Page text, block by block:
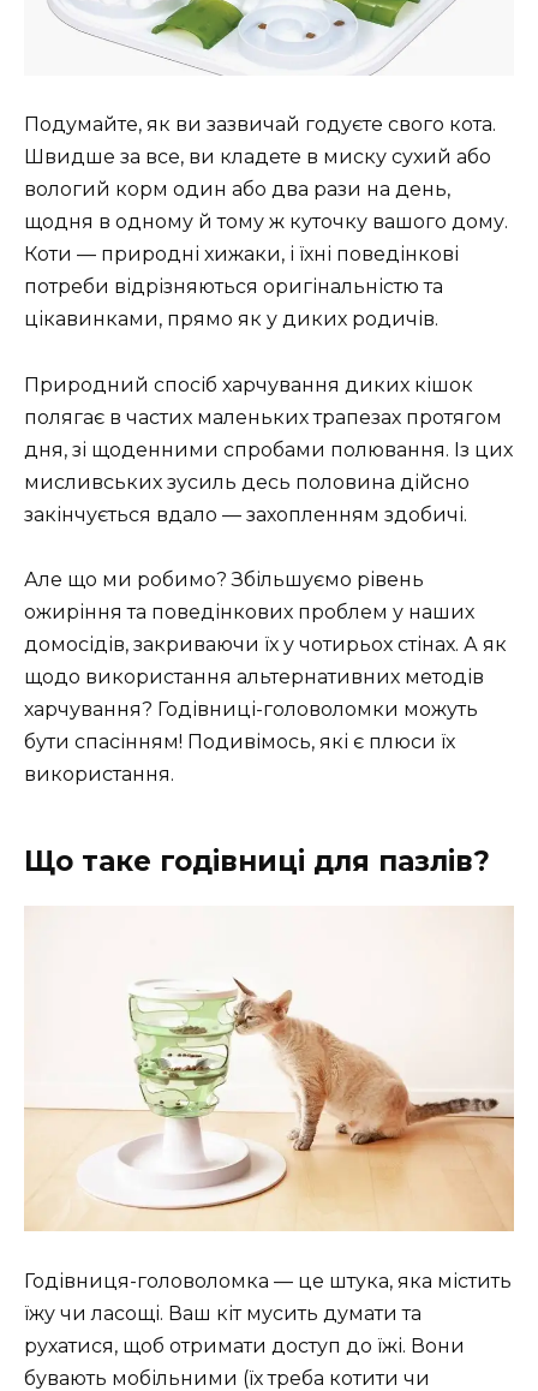
Подумайте, як ви зазвичай годуєте свого кота.
Швидше за все, ви кладете в миску сухий або
вологий корм один або два рази на день,
щодня в одному й тому ж куточку вашого дому.
Коти — природні хижаки, і їхні поведінкові
потреби відрізняються оригінальністю та
цікавинками, прямо як у диких родичів.
Природний спосіб харчування диких кішок
полягає в частих маленьких трапезах протягом
дня, зі щоденними спробами полювання. Із цих
мисливських зусиль десь половина дійсно
закінчується вдало — захопленням здобичі.
Але що ми робимо? Збільшуємо рівень
ожиріння та поведінкових проблем у наших
домосідів, закриваючи їх у чотирьох стінах. А як
щодо використання альтернативних методів
харчування? Годівниці-головоломки можуть
бути спасінням! Подивімось, які є плюси їх
використання.
Що таке годівниці для пазлів?
Годівниця-головоломка — це штука, яка містить
їжу чи ласощі. Ваш кіт мусить думати та
рухатися, щоб отримати доступ до їжі. Вони
бувають мобільними (їх треба котити чи